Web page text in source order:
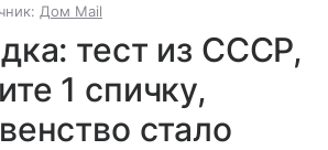
Дом Mail
тест из СССР,
1 спичку,
стало